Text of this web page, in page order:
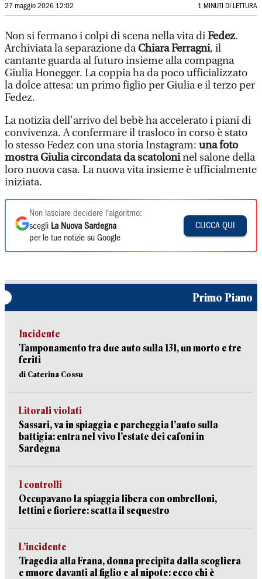
27 maggio 2026 12:02 1 MINUTI DI LETTURA
Non si fermano i colpi di scena nella vita diFedez.
Archiviata la separazione daChiara Ferragni, il
cantante guarda al futuro insieme alla compagna
Giulia Honegger. La coppia ha da poco ufficializzato
la dolce attesa: un primo figlio per Giulia e il terzo per
Fedez.
La notizia dell'arrivo del bebè ha accelerato i piani di
convivenza. A confermare il trasloco in corso è stato
lo stesso Fedez con una storia Instagram: una foto
mostra Giulia circondata da scatoloninel salone della
loro nuova casa. La nuova vita insieme è ufficialmente
iniziata.
Non lasciare decidere l'algoritmo:
scegli La Nuova Sardegna
per le tue notizie su Google
CLICCA QUI
Primo Piano
Incidente
Tamponamento tra due auto sulla 131, un morto e tre
feriti
di Caterina Cossu
Litorali violati
Sassari, va in spiaggia e parcheggia l’auto sulla
battigia: entra nel vivo l’estate dei cafoni in
Sardegna
I controlli
Occupavano la spiaggia libera con ombrelloni,
lettini e fioriere: scatta il sequestro
L’incidente
Tragedia alla Frana, donna precipita dalla scogliera
e muore davanti al figlio e al nipote: ecco chi è